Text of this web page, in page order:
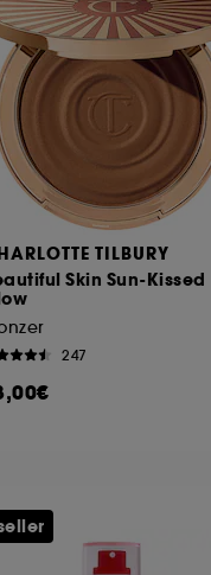
TILBURY
Skin Sun-Kissed
247